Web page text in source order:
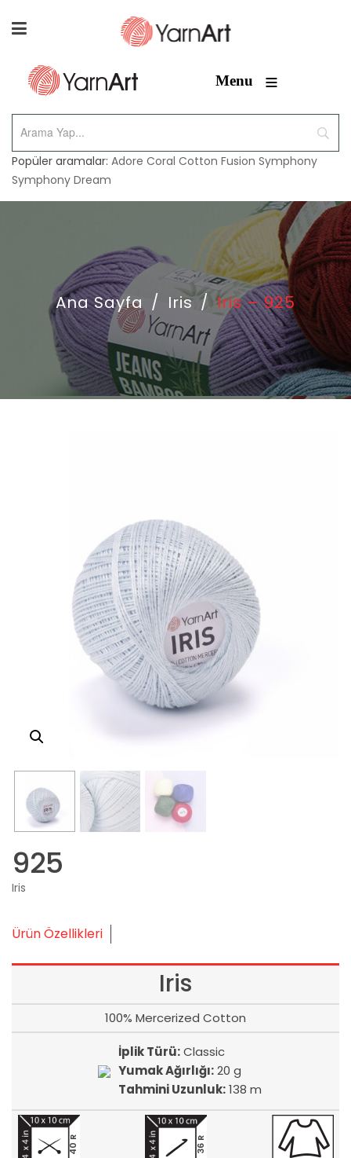
Menu ≡
Popüler aramalar: Adore Coral Cotton Fusion Symphony
Symphony Dream
Ana Sayfa / Iris / Iris – 925
925
Iris
Ürün Özellikleri
Iris
100% Mercerized Cotton
İplik Türü:Classic
Yumak Ağırlığı:20 g
Tahmini Uzunluk:138 m
40 R 36 R